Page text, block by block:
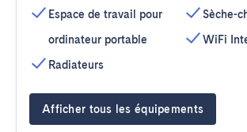
Espace de travail pour
ordinateur portable
Radiateurs
Sèche-
WiFi
Afficher tous les équipements